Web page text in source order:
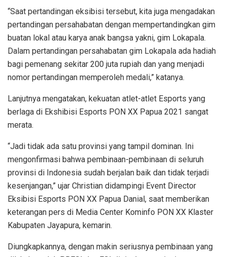
“Saat pertandingan eksibisi tersebut, kita juga mengadakan
pertandingan persahabatan dengan mempertandingkan gim
buatan lokal atau karya anak bangsa yakni, gim Lokapala.
Dalam pertandingan persahabatan gim Lokapala ada hadiah
bagi pemenang sekitar 200 juta rupiah dan yang menjadi
nomor pertandingan memperoleh medali,” katanya.
Lanjutnya mengatakan, kekuatan atlet-atlet Esports yang
berlaga di Ekshibisi Esports PON XX Papua 2021 sangat
merata.
“Jadi tidak ada satu provinsi yang tampil dominan. Ini
mengonfirmasi bahwa pembinaan-pembinaan di seluruh
provinsi di Indonesia sudah berjalan baik dan tidak terjadi
kesenjangan,” ujar Christian didampingi Event Director
Eksibisi Esports PON XX Papua Danial, saat memberikan
keterangan pers di Media Center Kominfo PON XX Klaster
Kabupaten Jayapura, kemarin.
Diungkapkannya, dengan makin seriusnya pembinaan yang